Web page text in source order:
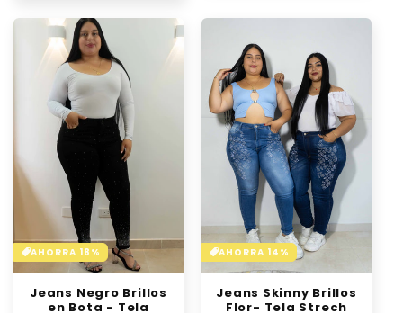
AHORRA 18%
Jeans Negro Brillos
en Bota - Tela
AHORRA 14%
Jeans Skinny Brillos
Flor- Tela Strech